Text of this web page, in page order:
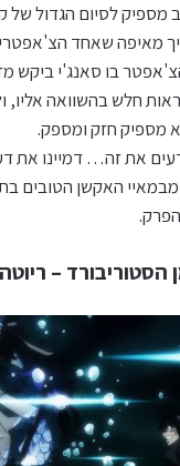
מספיק לסיום הגדול של
מאיפה שאחד
נגמר – 1031 (הצ'אפטר בו סאנג'י
חלש בהשוואה
לא מספיק חזק ומספק.
את זה… דמיינו את
האקשן הטובים
–